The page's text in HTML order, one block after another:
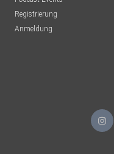
Registrierung
Anmeldung